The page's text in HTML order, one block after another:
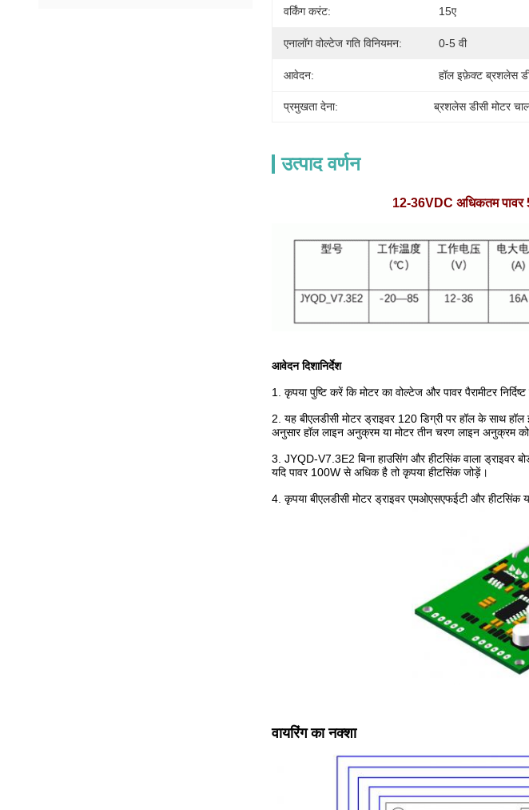
वर्किंग करंट: 15ए
एनालॉग वोल्टेज गति विनियमन: 0-5 वी
आवेदन: हॉल इफ़ेक्ट ब्रशलेस
प्रमुखता देना: ब्रशलेस डीसी मोटर
उत्पाद वर्णन
12-36VDC अधिकतम पावर
आवेदन दिशानिर्देश
1. कृपया पुष्टि करें कि मोटर का वोल्टेज और पावर पैरामीटर
2. यह बीएलडीसी मोटर ड्राइवर 120 डिग्री पर हॉल के साथ
अनुसार हॉल लाइन अनुक्रम या मोटर तीन चरण लाइन अनुक्रम को
3. JYQD-V7.3E2 बिना हाउसिंग और हीटसिंक वाला ड्राइवर
यदि पावर 100W से अधिक है तो कृपया हीटसिंक जोड़ें।
4. कृपया बीएलडीसी मोटर ड्राइवर एमओएसएफईटी और
वायरिंग का नक्शा